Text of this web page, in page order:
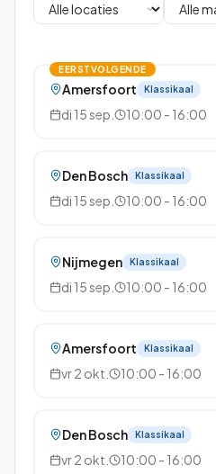
EERSTVOLGENDE
Amersfoort Klassikaal
di 15 sep. 10:00 - 16:00
Den Bosch Klassikaal
di 15 sep. 10:00 - 16:00
Nijmegen Klassikaal
di 15 sep. 10:00 - 16:00
Amersfoort Klassikaal
vr 2 okt. 10:00 - 16:00
Den Bosch Klassikaal
vr 2 okt. 10:00 - 16:00